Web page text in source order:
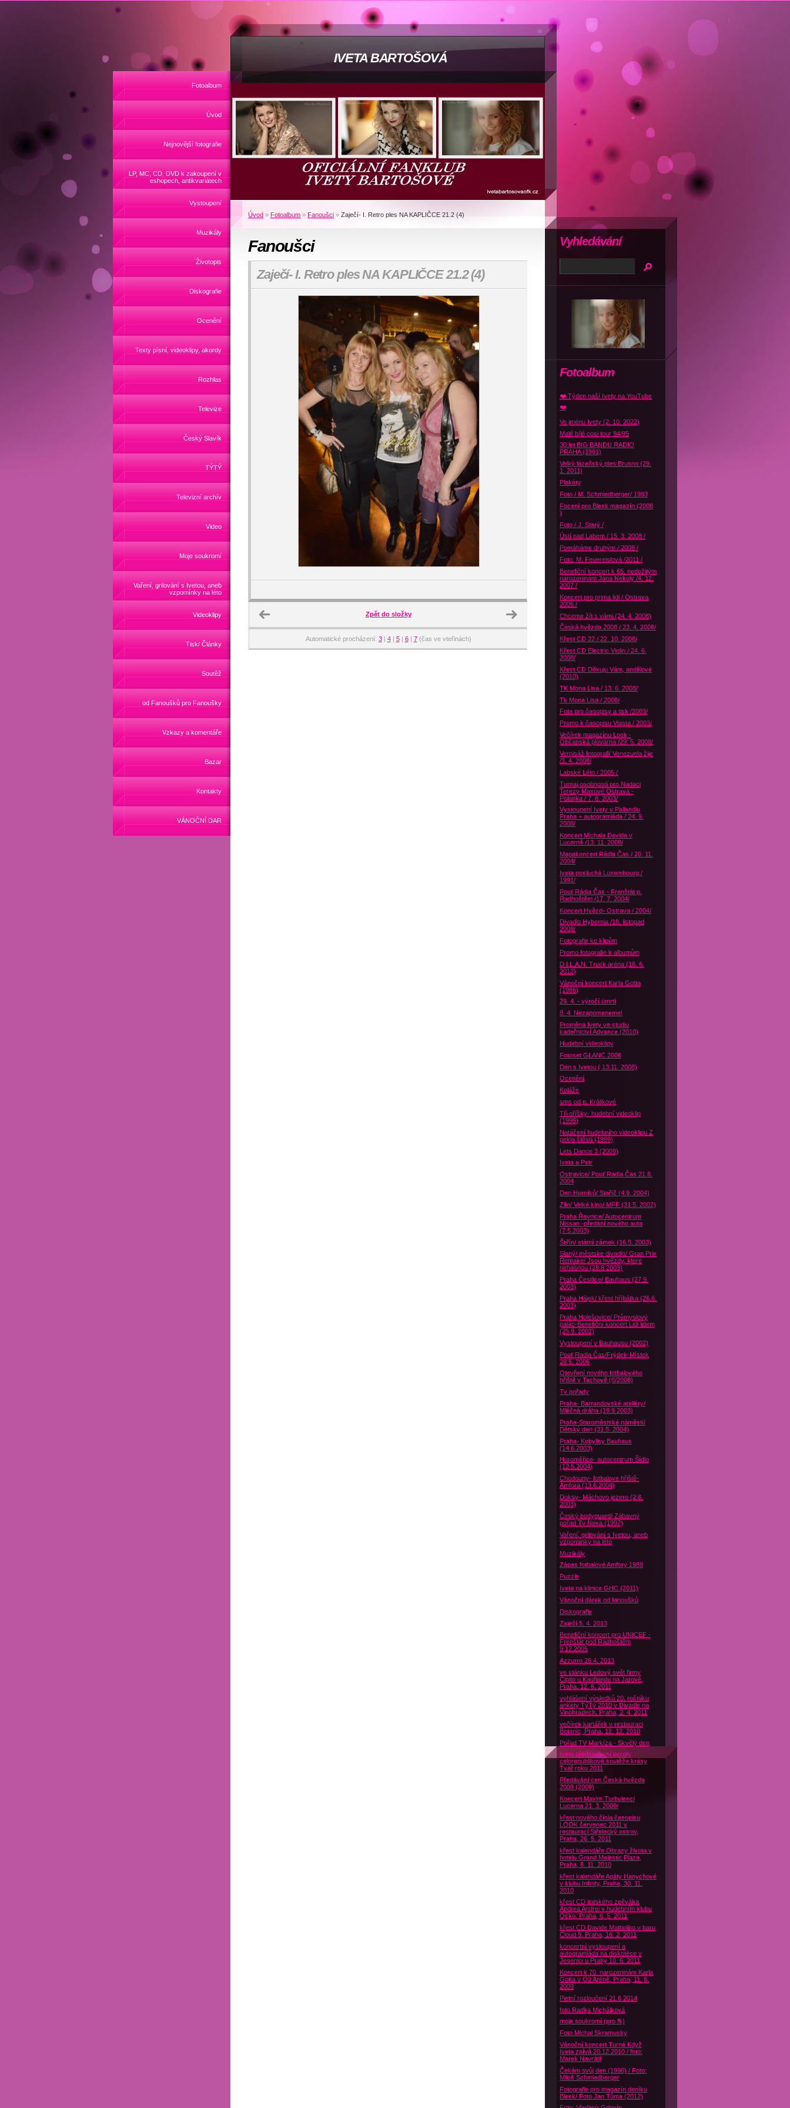
IVETA BARTOŠOVÁ
Fotoalbum
Úvod
Nejnovější fotografie
LP, MC, CD, DVD k zakoupení v
eshopech, antikvariátech
Vystoupení
Muzikály
Životopis
Diskografie
Ocenění
Texty písní, videoklipy, akordy
Rozhlas
Televize
Český Slavík
TÝTÝ
Televizní archív
Video
Moje soukromí
Vaření, grilování s Ivetou, aneb
vzpomínky na léto
Videoklipy
Tisk/ Články
Soutěž
od Fanoušků pro Fanoušky
Vzkazy a komentáře
Bazar
Kontakty
VÁNOČNÍ DAR
Úvod » Fotoalbum » Fanoušci » Zaječí- I. Retro ples NA KAPLIČCE 21.2 (4)
Fanoušci
Zaječí- I. Retro ples NA KAPLIČCE 21.2 (4)
Zpět do složky
Automatické procházení: 3| 4| 5| 6| 7(čas ve vteřinách)
Fotoalbum
❤️ Týden naší Ivety na YouTube
❤️
Ve jménu Ivety (2. 10. 2022)
Malé bílé cosi tour 94/95
30 let BIG BANDU RADIO
PRAHA (1991)
Velký lázeňský ples Brusno (29.
1. 2011)
Plakáty
Foto / M. Schmiedberger/ 1993
Focení pro Blesk magazín (2008
)
Foto / J. Starý /
Ústí nad Labem / 15. 3. 2008 /
Pomáháme druhým / 2008 /
Foto: M. Feuereislová /2011 /
Benefiční koncert k 65. nedožitým
narozeninám Jana Nekoly /4. 12.
2007 /
Koncert pro prima lidi / Ostrava
2005 /
Chceme žít s vámi (24. 4. 2008)
Česká hvězda 2008 / 23. 4. 2008/
Křest CD 22 / 22. 10. 2008/
Křest CD Electric Violin / 24. 6.
2008/
Křest CD Děkuju Vám, andělové
(2010)
TK Mona Lisa / 13. 6. 2008/
Tk Mona Lisa / 2008/
Fota pro časopisy a tisk /2003/
Promo k časopisu Vlasta / 2003/
Večírek magazínu Look -
Občanská plovárna /29. 5. 2008/
Vernisáž fotografií Venezuela žije
/3. 4. 2008/
Labské Léto / 2005 /
Turnaj osobností pro Nadaci
Terezy Maxové Ostrava -
Polanka / 7. 6. 2003/
Vystoupení Ivety v Pallandiu
Praha + autogramiáda / 24. 9.
2008/
Koncert Michala Davida v
Lucerně /13. 11. 2008/
Magakoncert Rádia Čas / 20. 11.
2004/
Iveta posluchá Luxembourg /
1991/
Pouť Rádia Čas - Frenštát p.
Radhoštěm /17. 7. 2004/
Koncert Hvězd- Ostrava / 2004/
Divadlo Hybernia /18. listopad
2008/
Fotografie ke klipům
Promo fotografie k albumům
D.I.L.A.N. Truck aréna (16. 6.
2012)
Vánoční koncert Karla Gotta
(1986)
29. 4. - výročí úmrtí
8. 4. Nezapomeneme!
Proměna Ivety ve studiu
kadeřnictví Advance (2010)
Hudební videoklipy
Fotoset GLANC 2008
Den s Ivetou ( 13.11. 2008)
Ocenění
Koláže
sms od p. Králikové
Tři oříšky- hudební videoklip
(1998)
Natáčení hudebního videoklipu Z
pekla štěstí (1999)
Lets Dance 3 (2009)
Iveta a Petr
Ostravice/ Pouť Radia Čas 21.8.
2004
Den Horníků/ Staříč (4.9. 2004)
Zlín/ Velké kino/ MFF (31.5. 2002)
Praha Řevnice/ Autocentrum
Nissan -předání nového auta
(7.5.2003)
Štiřín/ státní zámek (16.5. 2003)
Slaný/ městske divadlo/ Gran Prix
Remake/ Jsou hvězdy, které
nehasnou (28.6.2003)
Praha Čestlice/ Bauhaus (27.9.
2003)
Praha Hájek/ křest hříbátka (26.6.
2003)
Praha Holešovice/ Průmyslový
palác-Benefiční koncert Lidi lidem
(25.9. 2002)
Vystoupení v Bauhausu (2002)
Pouť Radia Čas/Frýdek-Místek
28.5. 2006
Otevření nového fotbalového
hřiště v Tachově (6/2008)
Tv pořady
Praha- Barrandovské ateliéry/
Mléčná dráha (19.9 2003)
Praha-Staroměstské náměstí/
Dětský den (31.5. 2004)
Praha- Kobylisy Bauhaus
(14.6.2003)
Horoměřice- autocentrum Šídlo
(12.5.2004)
Chodouny- fotbalove hřiště-
Amfora (13.6.2004)
Doksy- Máchovo jezero (2.8.
2003)
Český bodyguard/ Zábavný
pořad Tv Nova (1997)
Vaření, grilování s Ivetou, aneb
vzpomínky na léto
Muzikály
Zápas fotbalové Amfory 1988
Puzzle
Iveta na klinice GHC (2011)
Vánoční dárek od fanoušků
Diskografie
Zaječí 5. 4. 2013
Benefiční koncert pro UNICEF -
Frenštát pod Radhoštěm
9.12.2005
Azzurro 26.4. 2013
ve stánku Ledový svět firmy
Čipito u Kauflandu na Jarově,
Praha, 12. 6. 2011
vyhlášení výsledků 20. ročníku
ankety TýTý 2010 v Divadle na
Vinohradech, Praha, 2. 4. 2011
večírek kartářek v restauraci
Botanic, Praha, 12. 12. 2010
Pořad TV Markíza - Skvělý den
Iveta předsedkyní poroty
celorepublikové soutěže krásy
Tvář roku 2011
Předávání cen Česká hvězda
2009 (2009)
Koncert Maxim Turbulenc/
Lucerna 21. 3. 2009/
křest nového čísla časopisu
LOOK červenec 2011 v
restauraci Střelecký ostrov,
Praha, 26. 5. 2011
křest kalendáře Obrazy života v
hotelu Grand Majestic Plaza,
Praha, 8. 11. 2010
křest kalendáře Agáty Hanychové
v klubu Infinity, Praha, 30. 11.
2010
křest CD italského zpěváka
Andrea Andrei v hudebním klubu
Óčko, Praha, 6. 5. 2011
křest CD Davide Mattioliho v baru
Cloud 9, Praha, 16. 2. 2011
koncertní vystoupení a
autogramiáda na diskotéce v
Jesenici u Prahy 10. 6. 2011
Koncert k 70. narozeninám Karla
Gotta v O2 Aréně, Praha, 11. 6.
2009
Pietní rozloučení 21.6 2014
foto Radka Michálková
moje soukromí (pro fk)
Foto Michal Skramusky
Vánoční koncert Turné Když
Iveta zpívá 20.12.2010 / foto:
Marek Navrátil
Čekám svůj den (1996) / Foto:
Miloš Schmiedberger
Fotografie pro magazín deníku
Blesk/ Foto Jan Tůma (2012)
Vyhledávání